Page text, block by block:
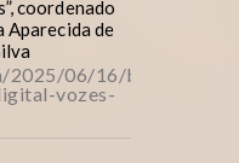
coordenado
Aparecida de
06/16/bvps-
vozes-